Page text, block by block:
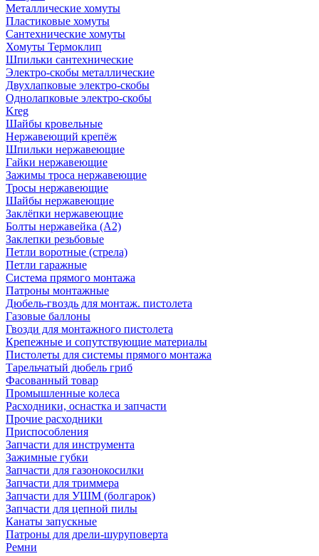
Металлические хомуты
Пластиковые хомуты
Сантехнические хомуты
Хомуты Термоклип
Шпильки сантехнические
Электро-скобы металлические
Двухлапковые электро-скобы
Однолапковые электро-скобы
Kreg
Шайбы кровельные
Нержавеющий крепёж
Шпильки нержавеющие
Гайки нержавеющие
Зажимы троса нержавеющие
Тросы нержавеющие
Шайбы нержавеющие
Заклёпки нержавеющие
Болты нержавейка (А2)
Заклепки резьбовые
Петли воротные (стрела)
Петли гаражные
Система прямого монтажа
Патроны монтажные
Дюбель-гвоздь для монтаж. пистолета
Газовые баллоны
Гвозди для монтажного пистолета
Крепежные и сопутствующие материалы
Пистолеты для системы прямого монтажа
Тарельчатый дюбель гриб
Фасованный товар
Промышленные колеса
Расходники, оснастка и запчасти
Прочие расходники
Приспособления
Запчасти для инструмента
Зажимные губки
Запчасти для газонокосилки
Запчасти для триммера
Запчасти для УШМ (болгарок)
Запчасти для цепной пилы
Канаты запускные
Патроны для дрели-шуруповерта
Ремни